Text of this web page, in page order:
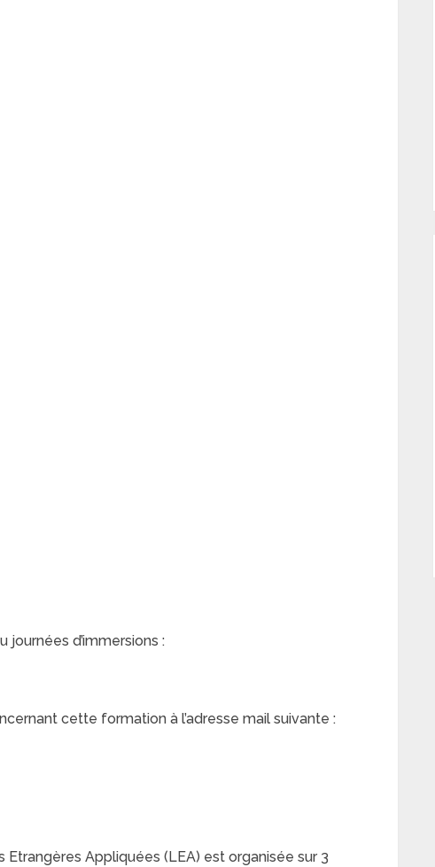
d’immersions :
cette formation à l’adresse mail suivante :
Appliquées (LEA) est organisée sur 3